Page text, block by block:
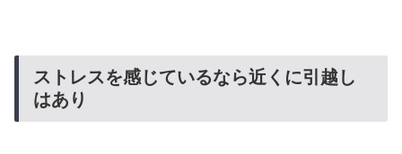
ストレスを感じているなら近くに引越し
はあり